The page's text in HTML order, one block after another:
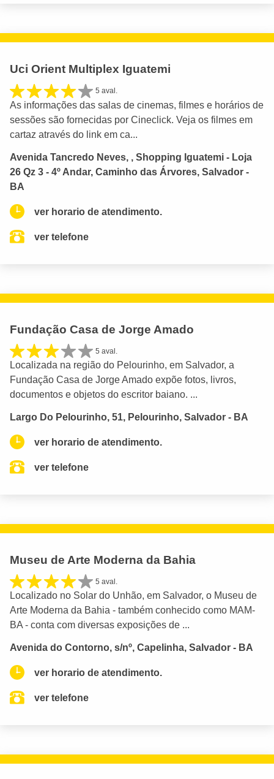
Uci Orient Multiplex Iguatemi
5 aval.
As informações das salas de cinemas, filmes e horários de
sessões são fornecidas por Cineclick. Veja os filmes em
cartaz através do link em ca...
Avenida Tancredo Neves, , Shopping Iguatemi - Loja
26 Qz 3 - 4º Andar, Caminho das Árvores, Salvador -
BA
ver horario de atendimento.
ver telefone
Fundação Casa de Jorge Amado
5 aval.
Localizada na região do Pelourinho, em Salvador, a
Fundação Casa de Jorge Amado expõe fotos, livros,
documentos e objetos do escritor baiano. ...
Largo Do Pelourinho, 51, Pelourinho, Salvador - BA
ver horario de atendimento.
ver telefone
Museu de Arte Moderna da Bahia
5 aval.
Localizado no Solar do Unhão, em Salvador, o Museu de
Arte Moderna da Bahia - também conhecido como MAM-
BA - conta com diversas exposições de ...
Avenida do Contorno, s/nº, Capelinha, Salvador - BA
ver horario de atendimento.
ver telefone